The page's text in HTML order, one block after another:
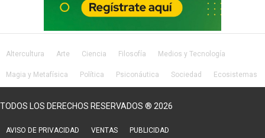
Altercultura Arte Ciencia Filosofía Medios y Tecnología
Magia y Metafísica Política Psiconáutica Sociedad Ecosistemas
TODOS LOS DERECHOS RESERVADOS ® 2026
AVISO DE PRIVACIDAD VENTAS PUBLICIDAD